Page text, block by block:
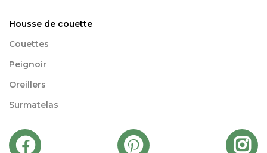
Housse de couette
Couettes
Peignoir
Oreillers
Surmatelas